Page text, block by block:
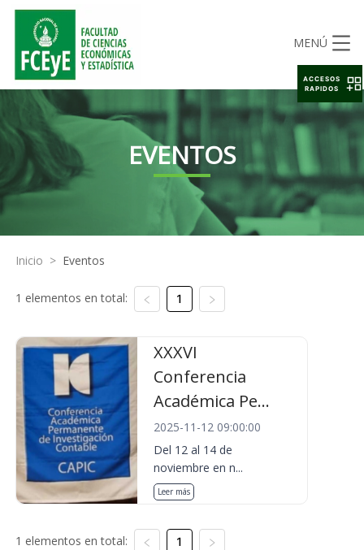
MENÚ
EVENTOS
Inicio > Eventos
1 elementos en total: 1
XXXVI
Conferencia
Académica Pe...
2025-11-12 09:00:00
Del 12 al 14 de
noviembre en n...
Leer más
1 elementos en total: 1
ACCESOS
RAPIDOS